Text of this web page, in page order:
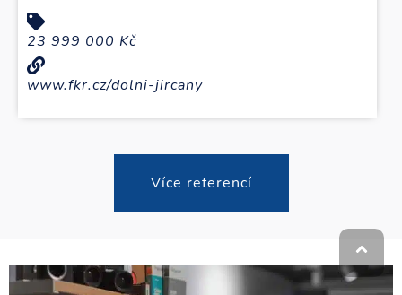
23 999 000 Kč
www.fkr.cz/dolni-jircany
Více referencí